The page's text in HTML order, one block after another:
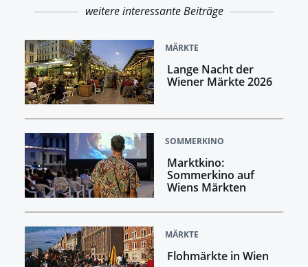
weitere interessante Beiträge
MÄRKTE
Lange Nacht der
Wiener Märkte 2026
SOMMERKINO
Marktkino:
Sommerkino auf
Wiens Märkten
MÄRKTE
Flohmärkte in Wien